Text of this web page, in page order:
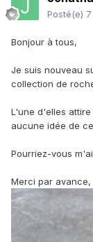
Posté(e)
Bonjour à tous,
Je suis nouveau
collection de
L'une d'elles
aucune idée de
Pourriez-vous
Merci par avance,